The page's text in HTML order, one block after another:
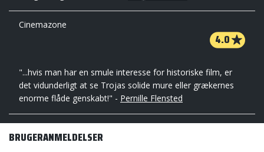
Cinemazone
4.0
"...hvis man har en smule interesse for historiske film, er
det vidunderligt at se Trojas solide mure eller grækernes
enorme flåde genskabt!" - Pernille Flensted
BRUGERANMELDELSER